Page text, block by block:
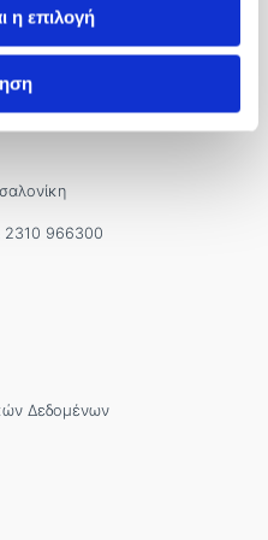
η επιλογή
2310 966300
Δεδομένων